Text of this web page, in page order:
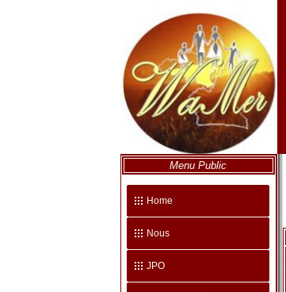
Menu Public
Home
Nous
JPO